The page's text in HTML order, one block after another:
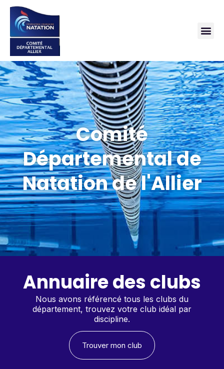
Comité
Départemental de
Natation de l'Allier
Annuaire des clubs
Nous avons référencé tous les clubs du
département, trouvez votre club idéal par
discipline.
Trouver mon club